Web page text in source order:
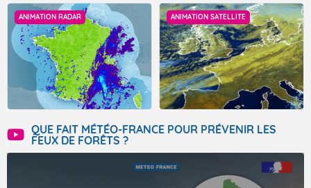
ANIMATION RADAR ANIMATION SATELLITE
QUE FAIT MÉTÉO-FRANCE POUR PRÉVENIR LES
FEUX DE FORÊTS ?